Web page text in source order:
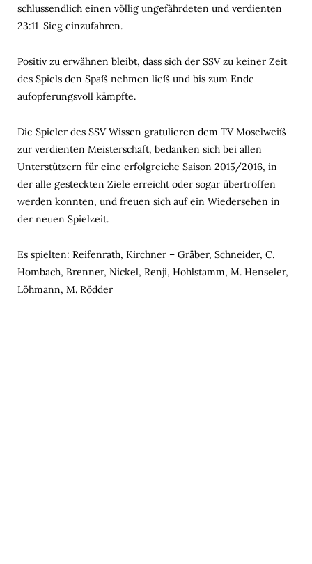
schlussendlich einen völlig ungefährdeten und verdienten
23:11-Sieg einzufahren.
Positiv zu erwähnen bleibt, dass sich der SSV zu keiner Zeit
des Spiels den Spaß nehmen ließ und bis zum Ende
aufopferungsvoll kämpfte.
Die Spieler des SSV Wissen gratulieren dem TV Moselweiß
zur verdienten Meisterschaft, bedanken sich bei allen
Unterstützern für eine erfolgreiche Saison 2015/2016, in
der alle gesteckten Ziele erreicht oder sogar übertroffen
werden konnten, und freuen sich auf ein Wiedersehen in
der neuen Spielzeit.
Es spielten: Reifenrath, Kirchner – Gräber, Schneider, C.
Hombach, Brenner, Nickel, Renji, Hohlstamm, M. Henseler,
Löhmann, M. Rödder